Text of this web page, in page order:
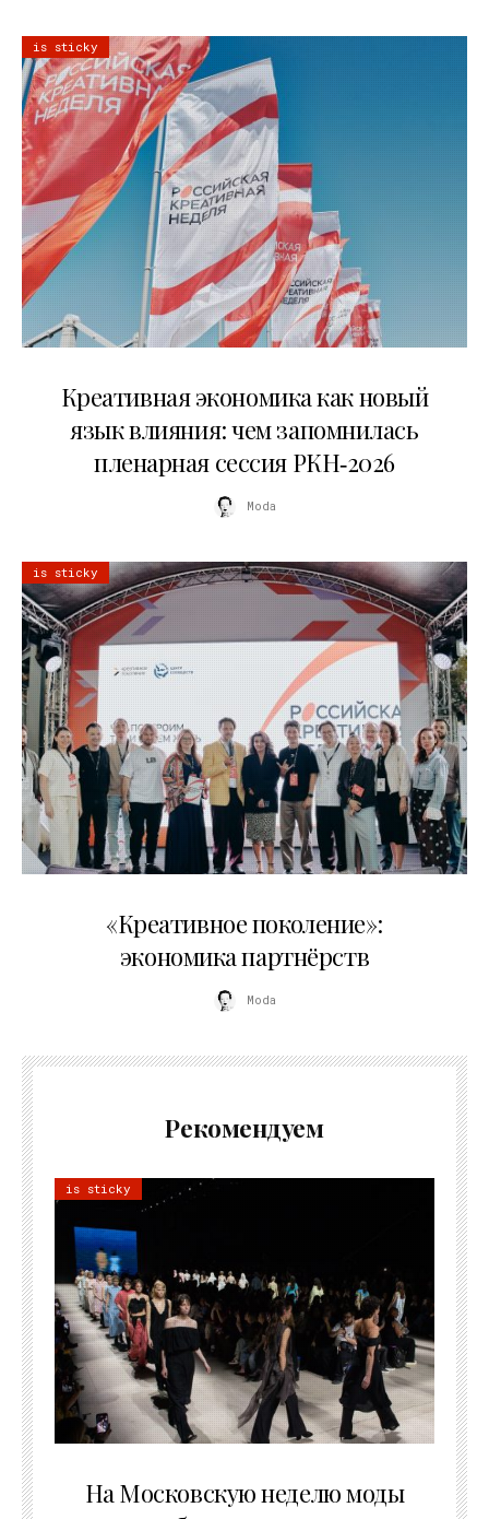
is sticky
Креативная экономика как новый
язык влияния: чем запомнилась
пленарная сессия РКН‑2026
Moda
is sticky
«Креативное поколение»:
экономика партнёрств
Moda
Рекомендуем
is sticky
На Московскую неделю моды